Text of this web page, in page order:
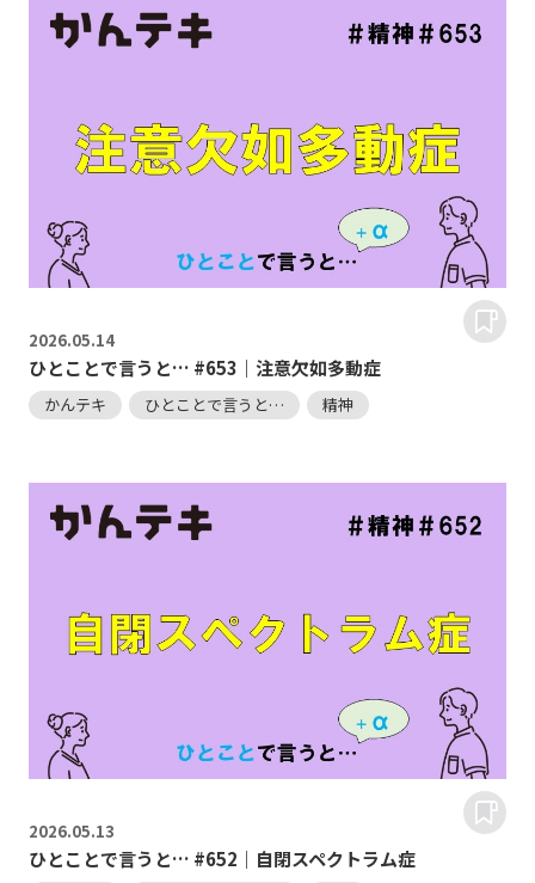
2026.05.14
ひとことで言うと… #653｜注意欠如多動症
かんテキ ひとことで言うと… 精神
2026.05.13
ひとことで言うと… #652｜自閉スペクトラム症